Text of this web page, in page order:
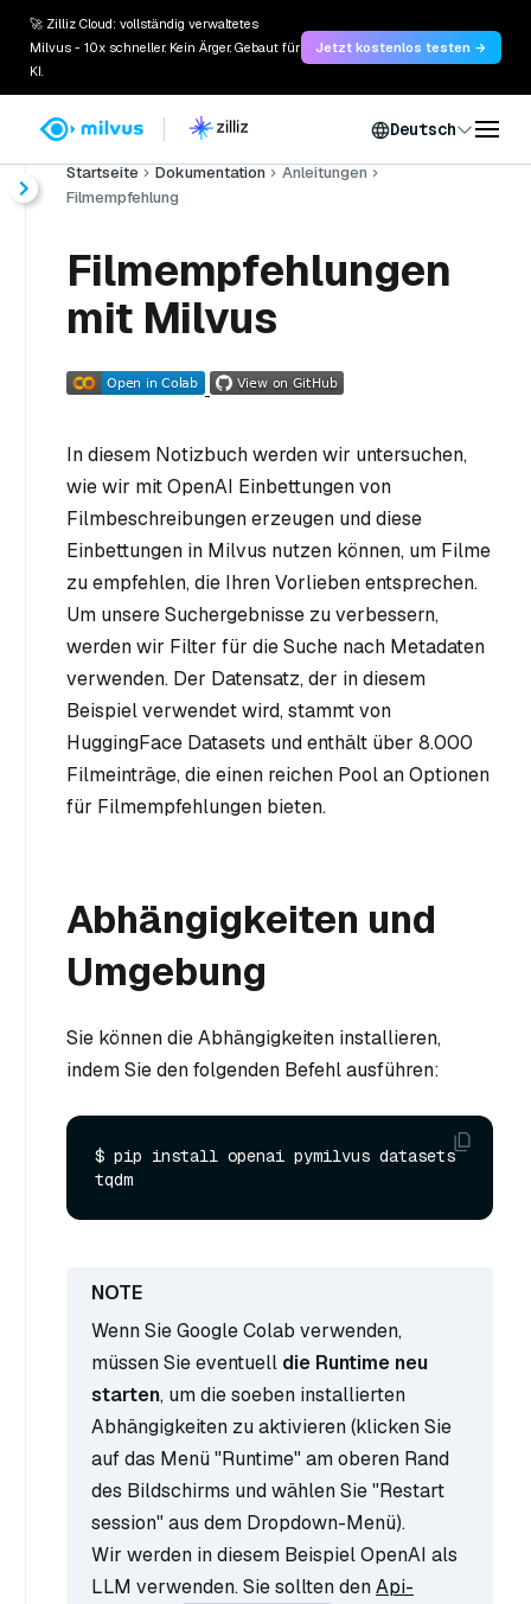
🚀 Zilliz Cloud: vollständig verwaltetes
Milvus - 10x schneller. Kein Ärger. Gebaut für
KI.
Jetzt kostenlos testen →
Deutsch
Startseite Dokumentation
Anleitungen
Filmempfehlung
Filmempfehlungen
mit Milvus
In diesem Notizbuch werden wir untersuchen,
wie wir mit OpenAI Einbettungen von
Filmbeschreibungen erzeugen und diese
Einbettungen in Milvus nutzen können, um Filme
zu empfehlen, die Ihren Vorlieben entsprechen.
Um unsere Suchergebnisse zu verbessern,
werden wir Filter für die Suche nach Metadaten
verwenden. Der Datensatz, der in diesem
Beispiel verwendet wird, stammt von
HuggingFace Datasets und enthält über 8.000
Filmeinträge, die einen reichen Pool an Optionen
für Filmempfehlungen bieten.
Abhängigkeiten und
Umgebung
Sie können die Abhängigkeiten installieren,
indem Sie den folgenden Befehl ausführen:
$ pip install openai pymilvus datasets
Wenn Sie Google Colab verwenden,
müssen Sie eventuell die Runtime neu
starten, um die soeben installierten
Abhängigkeiten zu aktivieren (klicken Sie
auf das Menü "Runtime" am oberen Rand
des Bildschirms und wählen Sie "Restart
session" aus dem Dropdown-Menü).
Wir werden in diesem Beispiel OpenAI als
LLM verwenden. Sie sollten denApi-